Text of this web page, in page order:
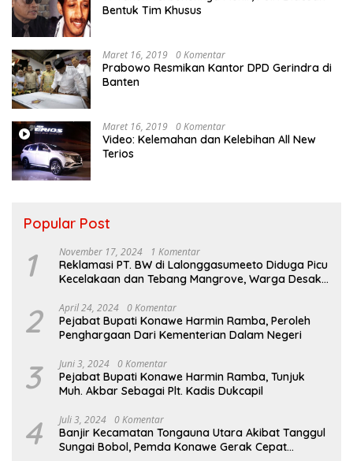
Bentuk Tim Khusus
Maret 16, 2019 0 Komentar
Prabowo Resmikan Kantor DPD Gerindra di
Banten
Maret 16, 2019 0 Komentar
Video: Kelemahan dan Kelebihan All New
Terios
Popular Post
1 November 17, 2024 1 Komentar
Reklamasi PT. BW di Lalonggasumeeto Diduga Picu
Kecelakaan dan Tebang Mangrove, Warga Desak
2 April 24, 2024 0 Komentar
Pejabat Bupati Konawe Harmin Ramba, Peroleh
Penghargaan Dari Kementerian Dalam Negeri
3 Juni 3, 2024 0 Komentar
Pejabat Bupati Konawe Harmin Ramba, Tunjuk
Muh. Akbar Sebagai Plt. Kadis Dukcapil
4 Juli 3, 2024 0 Komentar
Banjir Kecamatan Tongauna Utara Akibat Tanggul
Sungai Bobol, Pemda Konawe Gerak Cepat